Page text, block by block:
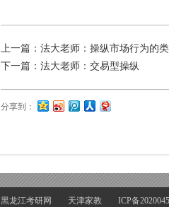
上一篇： 法大老师：操纵市场行为的
下一篇： 法大老师：交易型操纵
分享到：
黑龙江考研网 天津家教 ICP备